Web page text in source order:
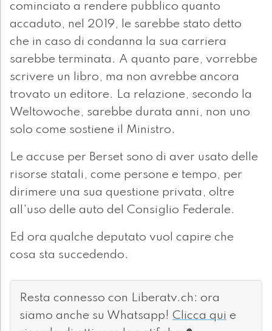
cominciato a rendere pubblico quanto
accaduto, nel 2019, le sarebbe stato detto
che in caso di condanna la sua carriera
sarebbe terminata. A quanto pare, vorrebbe
scrivere un libro, ma non avrebbe ancora
trovato un editore. La relazione, secondo la
Weltowoche, sarebbe durata anni, non uno
solo come sostiene il Ministro.
Le accuse per Berset sono di aver usato delle
risorse statali, come persone e tempo, per
dirimere una sua questione privata, oltre
all'uso delle auto del Consiglio Federale.
Ed ora qualche deputato vuol capire che
cosa sta succedendo.
Resta connesso con Liberatv.ch: ora
siamo anche su Whatsapp! Clicca qui e